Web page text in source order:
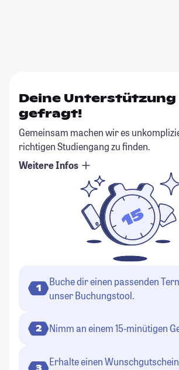
Deine
gefragt!
Gemeinsam machen wir es
richtigen Studiengang zu finden.
Weitere Infos
1
Buche dir einen passenden
unser Buchungstool.
2 Nimm an einem 15-minütigen
Erhalte einen